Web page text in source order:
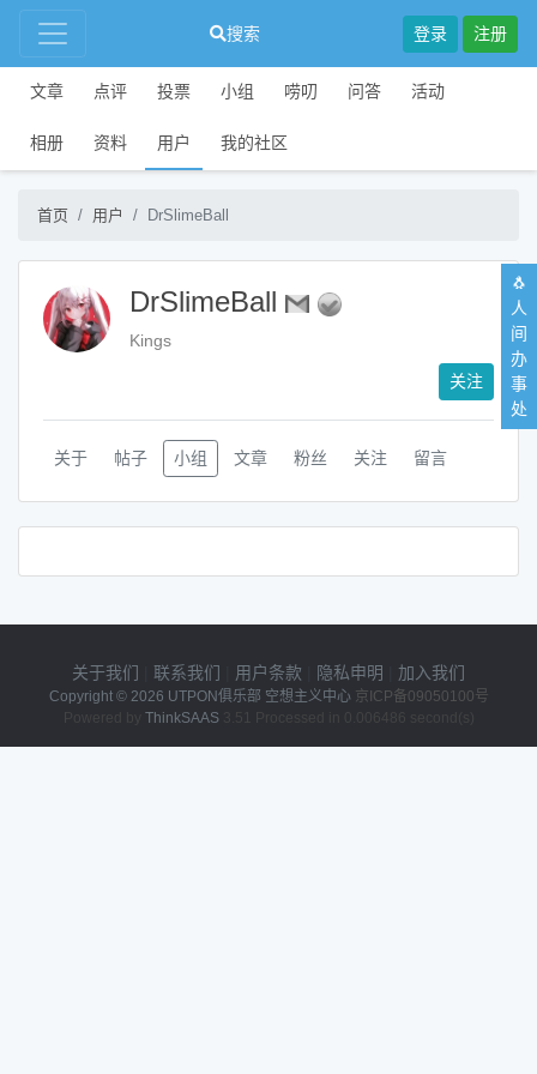
搜索 登录 注册
文章 点评 投票 小组 唠叨 问答 活动
相册 资料 用户 我的社区
首页 用户 DrSlimeBall
DrSlimeBall
Kings
关注
关于 帖子 小组 文章 粉丝 关注 留言
关于我们 联系我们 用户条款 隐私申明 加入我们
Copyright © 2026 UTPON俱乐部 空想主义中心 京ICP备09050100号
Powered by ThinkSAAS3.51 Processed in 0.006486 second(s)
🐧
人
间
办
事
处